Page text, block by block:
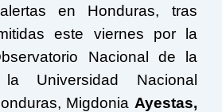
en Honduras, tras
este viernes por la
Nacional de la
Universidad Nacional
Migdonia Ayestas,